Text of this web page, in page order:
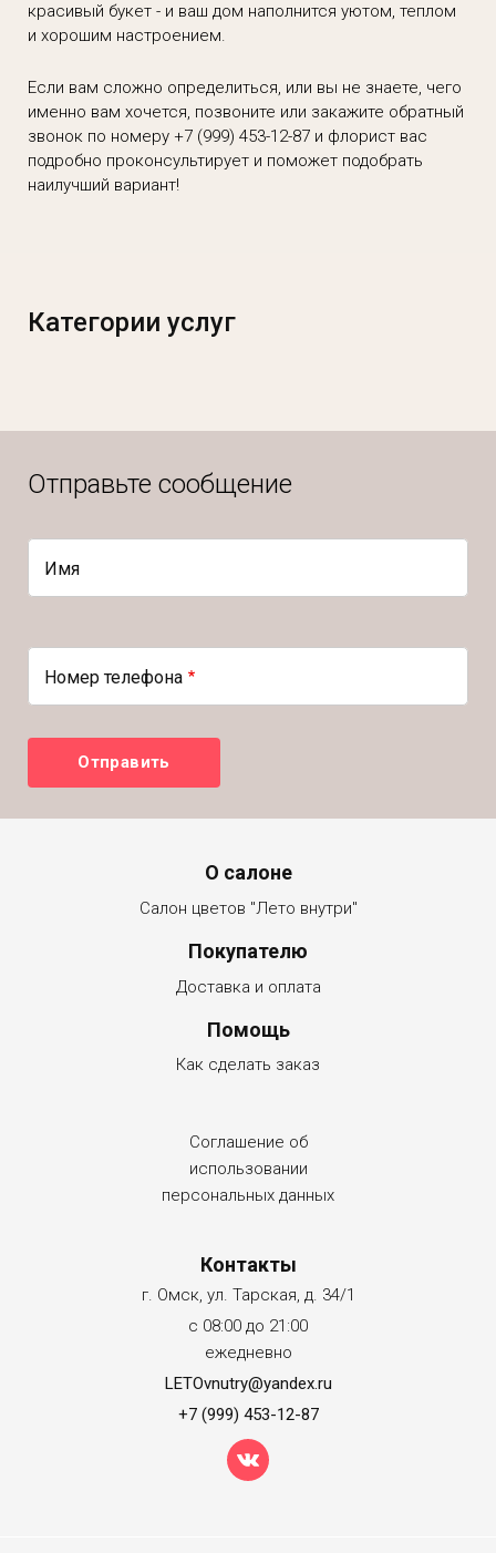
красивый букет - и ваш дом наполнится уютом, теплом
и хорошим настроением.
Если вам сложно определиться, или вы не знаете, чего
именно вам хочется, позвоните или закажите обратный
звонок по номеру +7 (999) 453-12-87 и флорист вас
подробно проконсультирует и поможет подобрать
наилучший вариант!
Категории услуг
Отправьте сообщение
Имя
Номер телефона
О салоне
Салон цветов "Лето внутри"
Покупателю
Доставка и оплата
Помощь
Как сделать заказ
Соглашение об
использовании
персональных данных
Контакты
г. Омск, ул. Тарская, д. 34/1
с 08:00 до 21:00
ежедневно
LETOvnutry@yandex.ru
+7 (999) 453-12-87